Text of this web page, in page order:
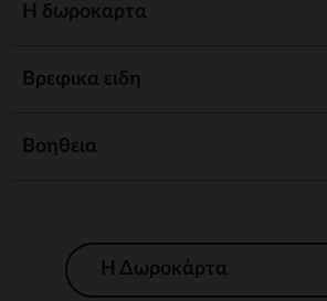
Η δωροκαρτα
Βρεφικα ειδη
Βοηθεια
Η Δωροκάρτα